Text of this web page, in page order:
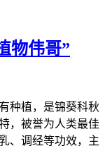
物伟哥”
种植，是锦葵科秋
，被誉为人类最佳
、调经等功效，主